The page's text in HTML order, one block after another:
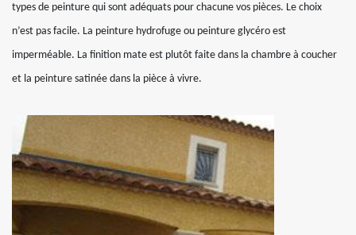
types de peinture qui sont adéquats pour chacune vos pièces. Le choix
n’est pas facile. La peinture hydrofuge ou peinture glycéro est
imperméable. La finition mate est plutôt faite dans la chambre à coucher
et la peinture satinée dans la pièce à vivre.